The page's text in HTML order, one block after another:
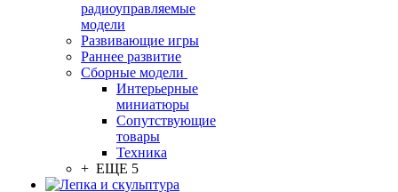
радиоуправляемые
модели
Развивающие игры
Раннее развитие
Сборные модели
Интерьерные
миниатюры
Сопутствующие
товары
Техника
+ ЕЩЕ 5